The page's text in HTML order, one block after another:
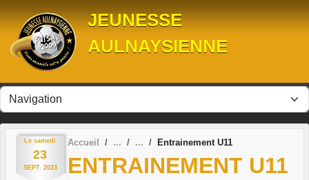
JEUNESSE
AULNAYSIENNE
Le samedi
23
SEPT. 2023
Accueil Entrainement U11
ENTRAINEMENT U11